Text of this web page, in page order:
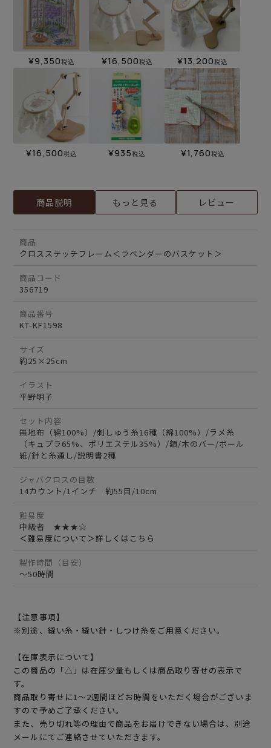
¥9,350税込 ¥16,500税込 ¥13,200税込
¥16,500税込 ¥935税込 ¥1,760税込
商品説明 もっと見る レビュー
商品
クロスステッチフレーム＜ラベンダーのバスケット＞
商品コード
356719
商品番号
KT-KF1598
サイズ
約25×25cm
イラスト
平野明子
セット内容
無地布（綿100%）/刺しゅう糸16種（綿100%）/ラメ糸
（キュプラ65%、ポリエステル35%）/額/木のバー/ボール
紙/針と糸通し/説明書2種
ジャバクロスの目数
14カウント/1インチ 約55目/10cm
難易度
中級者 ★★★☆
＜難易度について＞詳しくはこちら
製作時間（目安）
～50時間
【注意事項】
※別途、縫い糸・縫い針・しつけ糸をご用意ください。
【在庫表示について】
この商品の「△」は在庫少量もしくは商品取り寄せの表示で
す。
商品取り寄せに1～2週間ほどお時間をいただく場合がございま
すので予めご了承ください。
また、売り切れ等の理由で商品をお届けできない場合は、別途
メールにてご連絡させていただきます。